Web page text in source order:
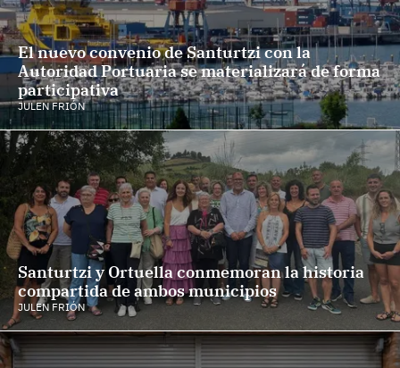
El nuevo convenio de Santurtzi con la
Autoridad Portuaria se materializará de forma
participativa
JULEN FRIÓN
Santurtzi y Ortuella conmemoran la historia
compartida de ambos municipios
JULEN FRIÓN